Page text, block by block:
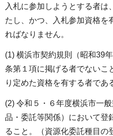
入札に参加しようとする者は
たし、かつ、入札参加資格を
ればなりません。
(1) 横浜市契約規則（昭和39
条第１項に掲げる者でないこ
り定めた資格を有する者であ
(2) 令和５・６年度横浜市一
品・委託等関係）において登
ること。（資源化委託種目の